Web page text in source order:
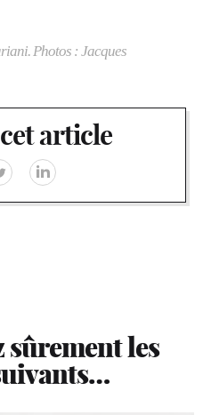
Photos : Jacques
article
sûrement les